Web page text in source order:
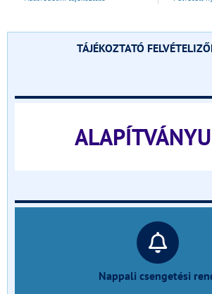
TÁJÉKOZTATÓ
Nappali csengetési